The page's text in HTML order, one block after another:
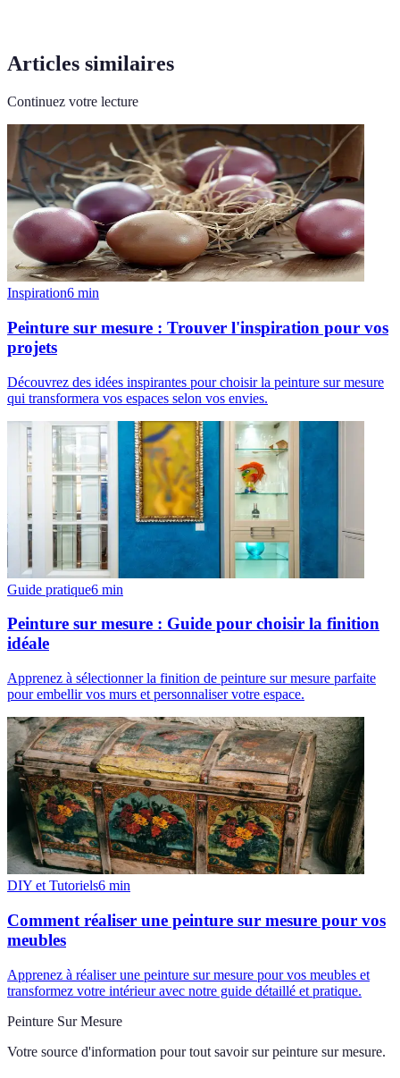
Articles similaires
Continuez votre lecture
Inspiration6 min
Peinture sur mesure : Trouver l'inspiration pour vos
projets
Découvrez des idées inspirantes pour choisir la peinture sur mesure
qui transformera vos espaces selon vos envies.
Guide pratique6 min
Peinture sur mesure : Guide pour choisir la finition
idéale
Apprenez à sélectionner la finition de peinture sur mesure parfaite
pour embellir vos murs et personnaliser votre espace.
DIY et Tutoriels6 min
Comment réaliser une peinture sur mesure pour vos
meubles
Apprenez à réaliser une peinture sur mesure pour vos meubles et
transformez votre intérieur avec notre guide détaillé et pratique.
Peinture Sur Mesure
Votre source d'information pour tout savoir sur peinture sur mesure.